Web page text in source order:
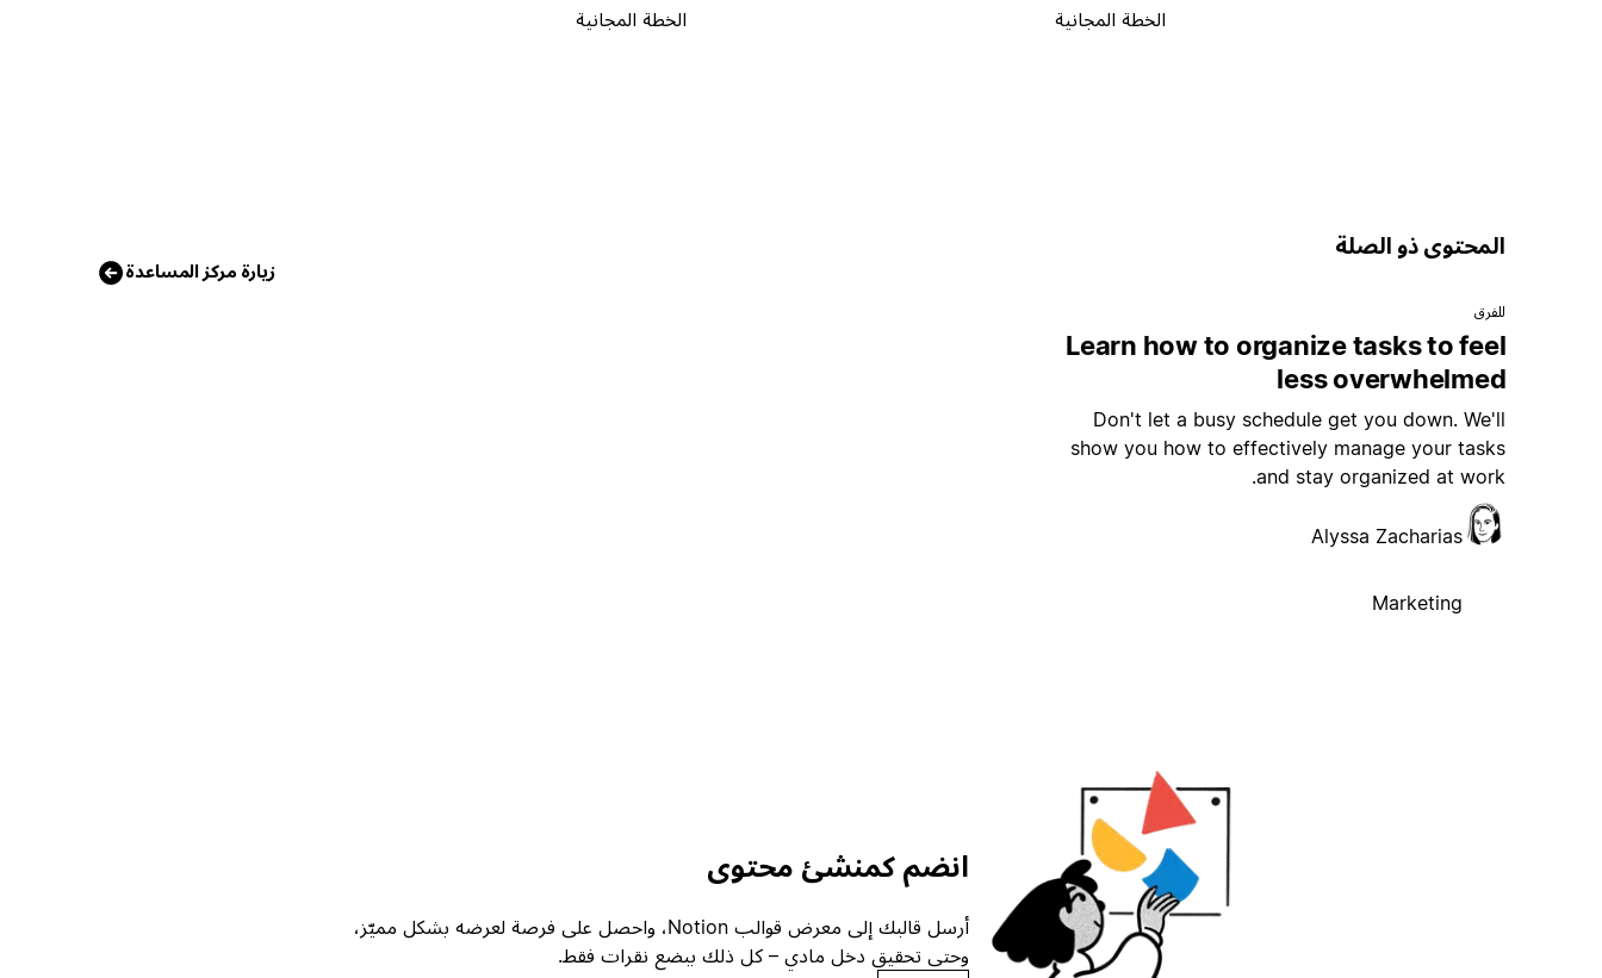
الخطة المجانية الخطة المجانية
المحتوى ذو الصلة
زيارة مركز المساعدة
للفرق
Learn how to organize tasks to feel
less overwhelmed
Don't let a busy schedule get you down. We'll
show you how to effectively manage your tasks
and stay organized at work.
Alyssa Zacharias
Marketing
انضم كمنشئ محتوى
أرسل قالبك إلى معرض قوالب Notion، واحصل على فرصة لعرضه بشكل مميّز،
وحتى تحقيق دخل مادي – كل ذلك ببضع نقرات فقط.